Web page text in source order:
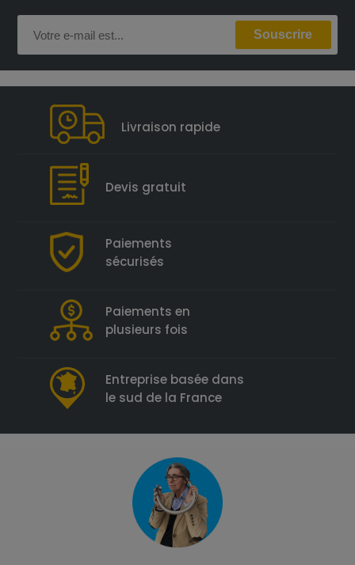
Livraison rapide
Devis gratuit
Paiements
sécurisés
Paiements en
plusieurs fois
Entreprise basée dans
le sud de la France